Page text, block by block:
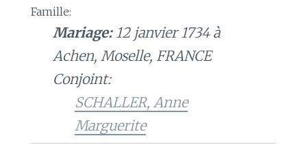
Famille:
Mariage:12 janvier 1734 à
Achen, Moselle, FRANCE
Conjoint:
SCHALLER, Anne
Marguerite